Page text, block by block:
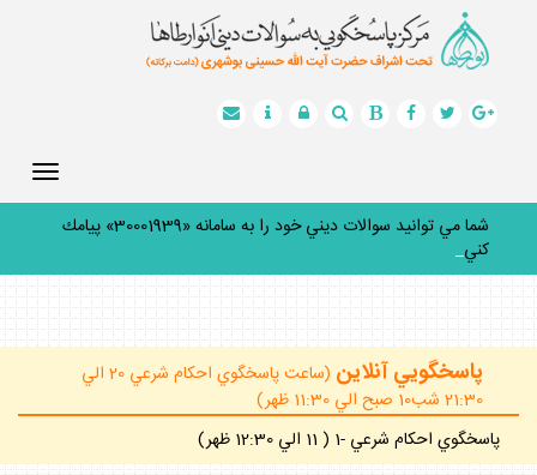
شما مي توانيد سوالات ديني خود را به سامانه «30001939» پيامك
كنيد._
پاسخگويي آنلاين
(ساعت پاسخگوي احكام شرعي 20 الي
21:30 شب10 صبح الي 11:30 ظهر)
پاسخگوي احكام شرعي -1 ( 11 الي 12:30 ظهر)